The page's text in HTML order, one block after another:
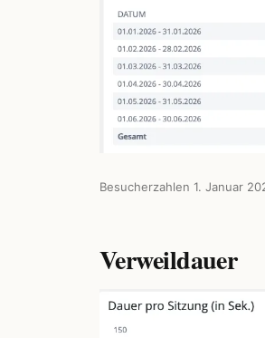
Besucherzahlen 1. Januar
Verweildauer